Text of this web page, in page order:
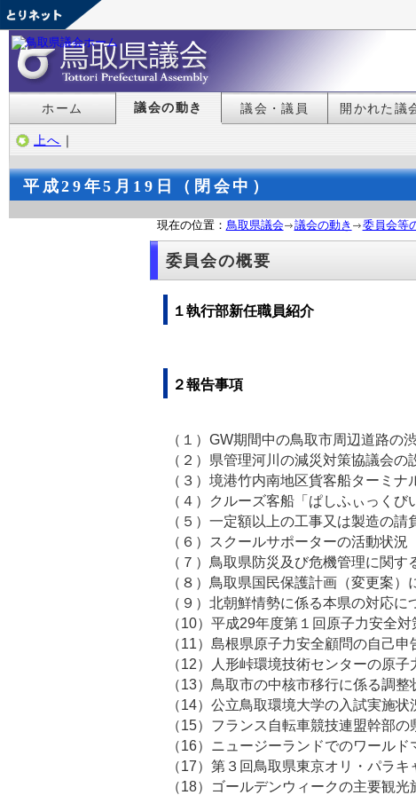
ホーム 議会の動き 議会・議員 開かれた議
上へ ｜
平成29年5月19日（閉会中）
現在の位置： 鳥取県議会 議会の動き 委員会等
委員会の概要
１執行部新任職員紹介
２報告事項
（１）GW期間中の鳥取市周辺道
（２）県管理河川の減災対策協議
（３）境港竹内南地区貨客船ターミ
（４）クルーズ客船「ぱしふぃっく
（５）一定額以上の工事又は製造の請
（６）スクールサポーターの活動状
（７）鳥取県防災及び危機管
（８）鳥取県国民保護計画
（９）北朝鮮情勢に係る本県の
（10）平成29年度第１回原子力安全
（11）島根県原子力安全顧問の自
（12）人形峠環境技術センターの原
（13）鳥取市の中核市移行に係
（14）公立鳥取環境大学の入試実施
（15）フランス自転車競技連盟幹部
（16）ニュージーランドでのワー
（17）第３回鳥取県東京オリ・パラ
（18）ゴールデンウィークの